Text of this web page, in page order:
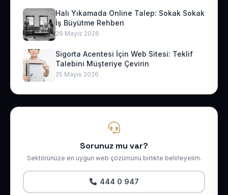
Halı Yıkamada Online Talep: Sokak Sokak
İş Büyütme Rehberi
26 Mayıs 2026
Sigorta Acentesi İçin Web Sitesi: Teklif
Talebini Müşteriye Çevirin
25 Mayıs 2026
Sorunuz mu var?
Sektörünüze en uygun web çözümünü birlikte belirleyelim.
444 0 947